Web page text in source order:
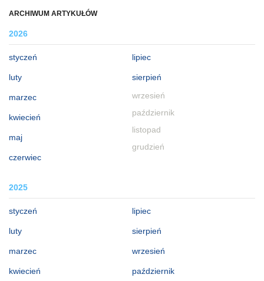
ARCHIWUM ARTYKUŁÓW
2026
styczeń
luty
marzec
kwiecień
maj
czerwiec
lipiec
sierpień
wrzesień
październik
listopad
grudzień
2025
styczeń
luty
marzec
kwiecień
lipiec
sierpień
wrzesień
październik